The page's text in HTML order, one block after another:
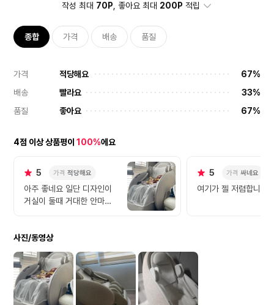
작성 최대 70P , 좋아요 최대 200P 적립
종합 가격 배송 품질
가격 적당해요
67%
배송
빨라요
33%
품질
좋아요 67%
4점 이상 상품평이 100%에요
5 가격 적당해요
아주 좋네요 일단 디자인이
거실이 둘때 거대한 안마의
어루어지는 느낌입니다 물론
디자인이 뭐 중요하나 안마
의자의 본연의 기능이 중요
하지라고도 할수 있겠지만
항상 집에 두고 보야하는 물
건이고 계속 안자 사용 할수
5 가격 싸네요
여기가 젤 저렴합니다
사진/동영상